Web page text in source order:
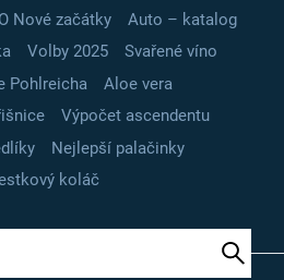
Nové začátky
Auto – katalog
Volby 2025
Svařené víno
Pohlreicha
Aloe vera
Výpočet ascendentu
Nejlepší palačinky
koláč